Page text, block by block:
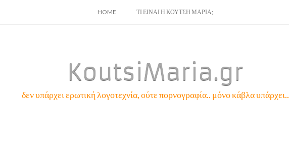
SKIP
HOME ΤΙ ΕΙΝΑΙ Η ΚΟΥΤΣΗ ΜΑΡΙΑ;
KoutsiMaria.gr
δεν υπάρχει ερωτική λογοτεχνία, ούτε πορνογραφία.. μόνο κάβλα υπάρχει..